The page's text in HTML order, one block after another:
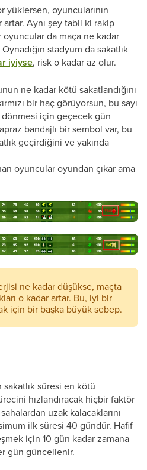
yüklersen, oyuncularının
Aynı şey tabii ki rakip
da maça ne kadar
Oynadığın stadyum da sakatlık
iyiyse, risk o kadar az olur.
ne kadar kötü sakatlandığını
bir haç görüyorsun, bu sayı
için geçecek gün
bandajlı bir sembol var, bu
geçirdiğini ve yakında
oyuncular oyundan çıkar ama
ne kadar düşükse, maçta
o kadar artar. Bu, iyi bir
için bir başka büyük sebep.
süresi en kötü
hızlandıracak hiçbir faktör
uzak kalacaklarını
ilk süresi 40 gündür. Hafif
için 10 gün kadar zamana
gün güncellenir.